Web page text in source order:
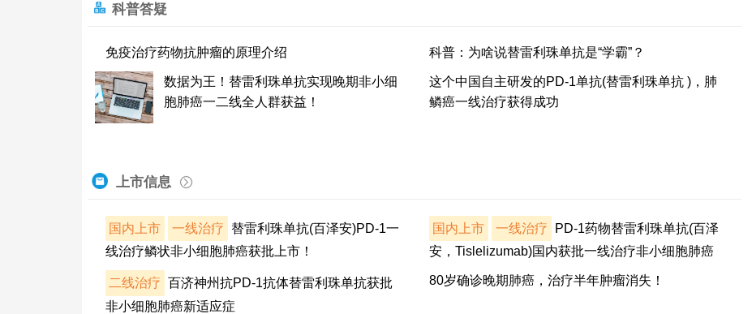
科普答疑
免疫治疗药物抗肿瘤的原理介绍 科普：为啥说替雷利珠单抗是“学霸”？
数据为王！替雷利珠单抗实现晚期非小细
胞肺癌一二线全人群获益！
这个中国自主研发的PD-1单抗(替雷利珠单抗 )，肺
鳞癌一线治疗获得成功
上市信息
国内上市 一线治疗
替雷利珠单抗(百泽安)PD-1一
线治疗鳞状非小细胞肺癌获批上市！
国内上市 一线治疗
PD-1药物替雷利珠单抗(百泽
安，Tislelizumab)国内获批一线治疗非小细胞肺癌
二线治疗 百济神州抗PD-1抗体替雷利珠单抗获批
非小细胞肺癌新适应症
80岁确诊晚期肺癌，治疗半年肿瘤消失！